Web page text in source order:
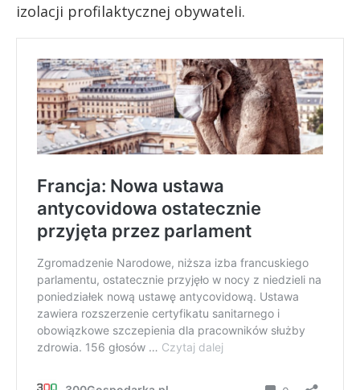
izolacji profilaktycznej obywateli.